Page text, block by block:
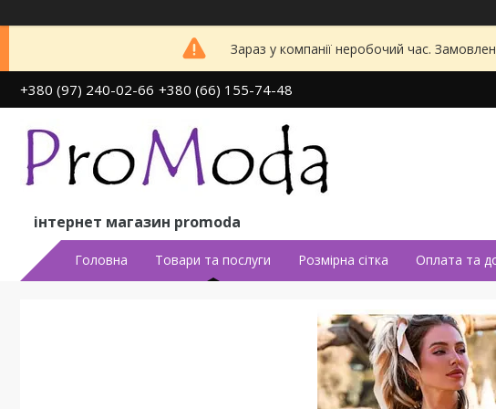
Зараз у компанії неробочий час.
+380 (97) 240-02-66 +380 (66) 155-74-48
інтернет магазин promoda
Головна Товари та послуги Розмірна сітка Оплата та